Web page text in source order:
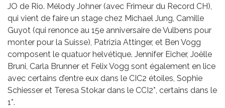
JO de Rio. Mélody Johner (avec Frimeur du Record CH),
qui vient de faire un stage chez Michael Jung, Camille
Guyot (qui renonce au 15e anniversaire de Vulbens pour
monter pour la Suisse), Patrizia Attinger, et Ben Vogg
composent le quatuor helvétique. Jennifer Eicher, Joëlle
Bruni, Carla Brunner et Felix Vogg sont également en lice
avec certains d’entre eux dans le CIC2 étoiles, Sophie
Schiesser et Teresa Stokar dans le CCI2*, certains dans le
1*.